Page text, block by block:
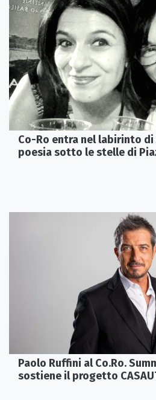
Co-Ro entra nel labirinto
poesia sotto le stelle di
Paolo Ruffini al Co.Ro.
sostiene il progetto